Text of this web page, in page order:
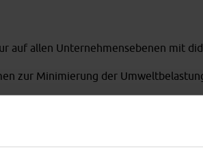
auf allen Unternehmensebenen mit
zur Minimierung der